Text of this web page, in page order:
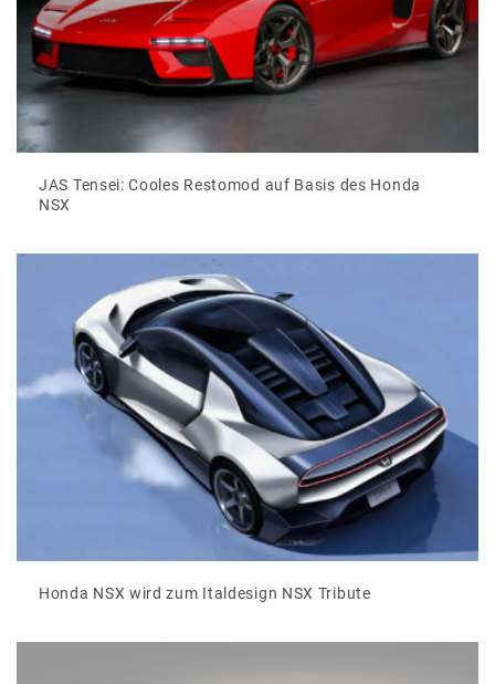
JAS Tensei: Cooles Restomod auf Basis des Honda
NSX
Honda NSX wird zum Italdesign NSX Tribute